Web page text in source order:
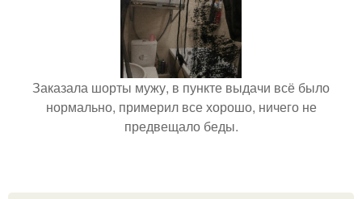
Заказала шорты мужу, в пункте выдачи всё было
нормально, примерил все хорошо, ничего не
предвещало беды.